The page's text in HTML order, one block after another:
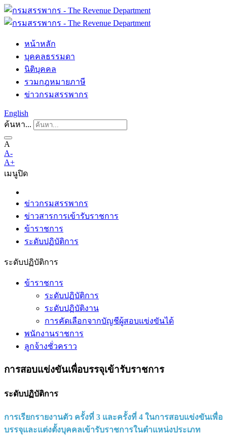
หน้าหลัก
บุคคลธรรมดา
นิติบุคคล
รวมกฎหมายภาษี
ข่าวกรมสรรพากร
English
ค้นหา...
A
A-
A+
เมนูปิด
ข่าวกรมสรรพากร
ข่าวสารการเข้ารับราชการ
ข้าราชการ
ระดับปฏิบัติการ
ระดับปฏิบัติการ
ข้าราชการ
ระดับปฏิบัติการ
ระดับปฏิบัติงาน
การคัดเลือกจากบัญชีผู้สอบแข่งขันได้
พนักงานราชการ
ลูกจ้างชั่วคราว
การสอบแข่งขันเพื่อบรรจุเข้ารับราชการ
ระดับปฏิบัติการ
การเรียกรายงานตัว ครั้งที่ 3 และครั้งที่ 4 ในการสอบแข่งขันเพื่อ
บรรจุและแต่งตั้งบุคคลเข้ารับราชการในตำแหน่งประเภท